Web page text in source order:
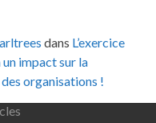
dans L’exercice
impact sur la
organisations !